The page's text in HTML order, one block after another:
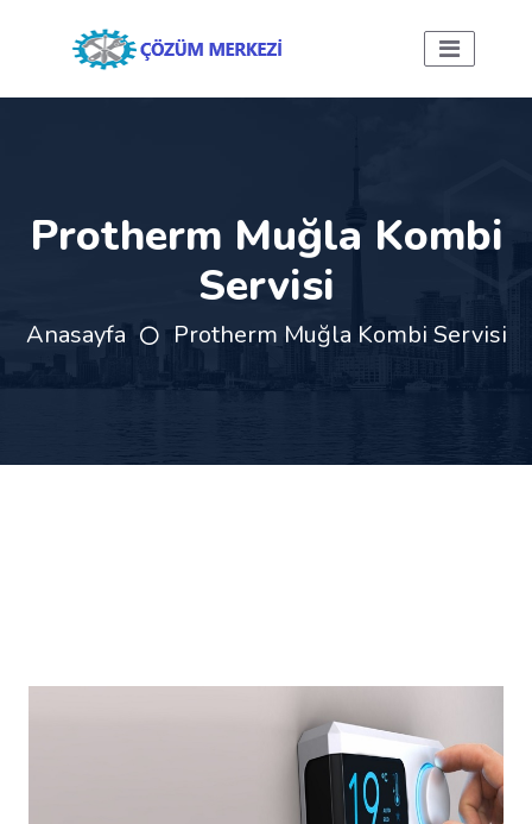
Protherm Muğla Kombi
Servisi
Anasayfa Protherm Muğla Kombi Servisi